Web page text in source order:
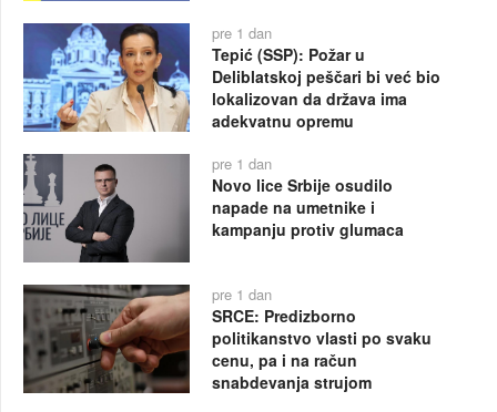
pre 1 dan
Tepić (SSP): Požar u
Deliblatskoj peščari bi već bio
lokalizovan da država ima
adekvatnu opremu
pre 1 dan
Novo lice Srbije osudilo
napade na umetnike i
kampanju protiv glumaca
pre 1 dan
SRCE: Predizborno
politikanstvo vlasti po svaku
cenu, pa i na račun
snabdevanja strujom